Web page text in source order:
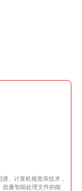
、计算机视觉等技术，
批量智能处理文件的能